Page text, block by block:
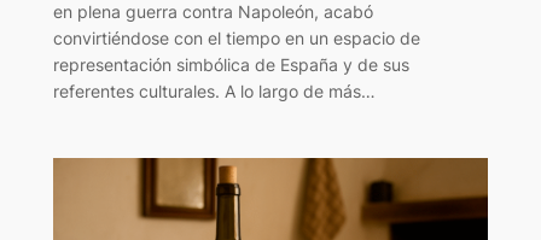
en plena guerra contra Napoleón, acabó
convirtiéndose con el tiempo en un espacio de
representación simbólica de España y de sus
referentes culturales. A lo largo de más…